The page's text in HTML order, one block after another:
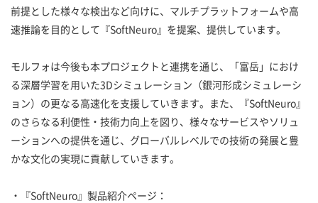
前提とした様々な検出など向けに、マルチプラットフォームや高
速推論を目的として『SoftNeuro』を提案、提供しています。
モルフォは今後も本プロジェクトと連携を通じ、「富岳」におけ
る深層学習を用いた3Dシミュレーション（銀河形成シミュレーシ
ョン）の更なる高速化を支援していきます。また、『SoftNeuro』
のさらなる利便性・技術力向上を図り、様々なサービスやソリュ
ーションへの提供を通じ、グローバルレベルでの技術の発展と豊
かな文化の実現に貢献していきます。
・『SoftNeuro』製品紹介ページ：